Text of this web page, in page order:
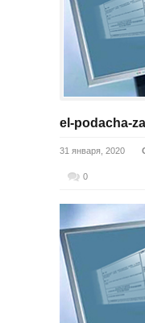
el-podacha-
31 января, 2020
0